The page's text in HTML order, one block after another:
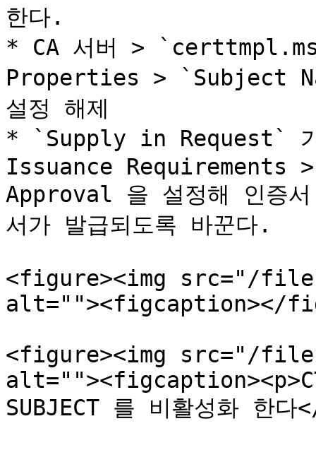
한다.
* CA 서버 >
Properties > `Subject
설정 해제
* `Supply in Request`
Issuance Requirements
Approval 을 설정해 인증
서가 발급되도록 바꾼다.
<figure><img src="/
alt=""><figcaption></
<figure><img src="/files/
alt=""><figcaption><p>CT-
SUBJECT 를 비활성화